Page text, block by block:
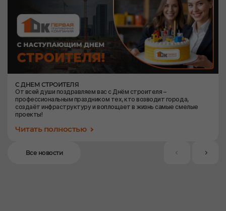
Все новости
С ДНЕМ СТРОИТЕЛЯ
От всей души поздравляем вас с Днём строителя –
профессиональным праздником тех, кто возводит города,
создаёт инфраструктуру и воплощает в жизнь самые смелые
проекты!
Читать полностью